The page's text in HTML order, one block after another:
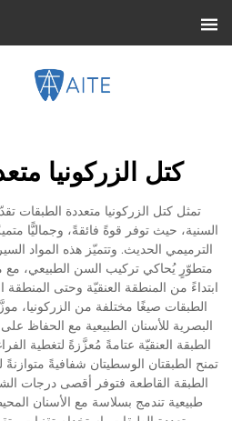
كتل الزركونيا
تمثل كتل الزركونيا متعددة الطبقات
السنية، حيث توفر قوةً فائقةً، وجماليًّا
الترميمي الحديث. وتتميّز هذه المواد
متطوّرٍ يُحاكي تركيب السن الطبيعي، مع
ابتداءً من المنطقة العنقيّة وحتى
الطبقات صيغًا مختلفة من الزركونيا،
البصرية للأسنان الطبيعية مع الحفاظ على
الطبقة العنقيّة عتامةً مُعزَّزةً لتغطية
تمنح الطبقتان الوسطيتان شفافيةً
الطبقة القاطعة فتوفر أقصى درجات
طبيعية تندمج بسلاسة مع الأسنان